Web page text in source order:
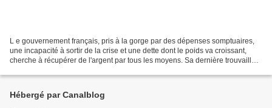
L e gouvernement français, pris à la gorge par des dépenses somptuaires,
une incapacité à sortir de la crise et une dette dont le poids va croissant,
cherche à récupérer de l'argent par tous les moyens. Sa dernière trouvaille
Hébergé par Canalblog